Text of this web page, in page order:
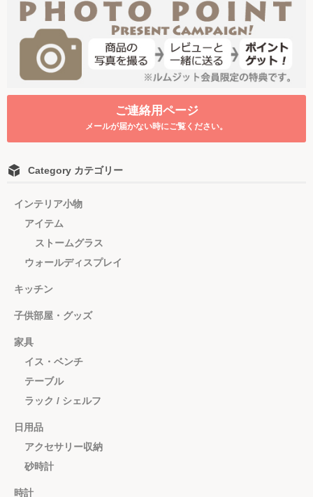
ご連絡用ページ
メールが届かない時にご覧ください。
Category カテゴリー
インテリア小物
アイテム
ストームグラス
ウォールディスプレイ
キッチン
子供部屋・グッズ
家具
イス・ベンチ
テーブル
ラック / シェルフ
日用品
アクセサリー収納
砂時計
時計